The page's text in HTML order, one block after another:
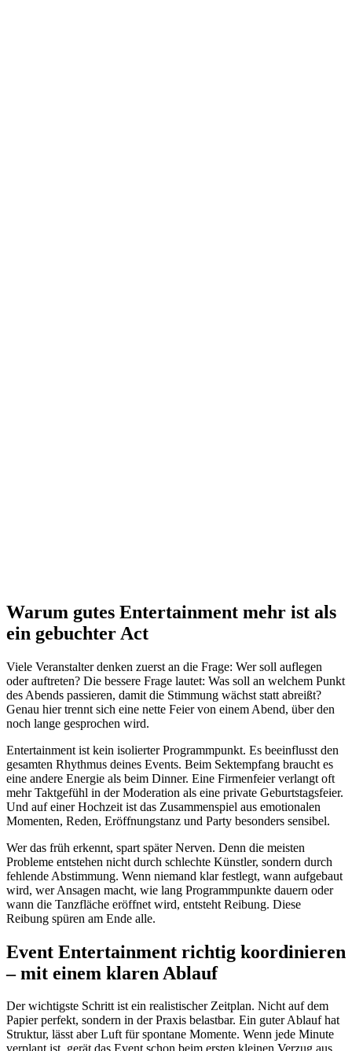
Warum gutes Entertainment mehr ist als
ein gebuchter Act
Viele Veranstalter denken zuerst an die Frage: Wer soll auflegen
oder auftreten? Die bessere Frage lautet: Was soll an welchem Punkt
des Abends passieren, damit die Stimmung wächst statt abreißt?
Genau hier trennt sich eine nette Feier von einem Abend, über den
noch lange gesprochen wird.
Entertainment ist kein isolierter Programmpunkt. Es beeinflusst den
gesamten Rhythmus deines Events. Beim Sektempfang braucht es
eine andere Energie als beim Dinner. Eine Firmenfeier verlangt oft
mehr Taktgefühl in der Moderation als eine private Geburtstagsfeier.
Und auf einer Hochzeit ist das Zusammenspiel aus emotionalen
Momenten, Reden, Eröffnungstanz und Party besonders sensibel.
Wer das früh erkennt, spart später Nerven. Denn die meisten
Probleme entstehen nicht durch schlechte Künstler, sondern durch
fehlende Abstimmung. Wenn niemand klar festlegt, wann aufgebaut
wird, wer Ansagen macht, wie lang Programmpunkte dauern oder
wann die Tanzfläche eröffnet wird, entsteht Reibung. Diese
Reibung spüren am Ende alle.
Event Entertainment richtig koordinieren
– mit einem klaren Ablauf
Der wichtigste Schritt ist ein realistischer Zeitplan. Nicht auf dem
Papier perfekt, sondern in der Praxis belastbar. Ein guter Ablauf hat
Struktur, lässt aber Luft für spontane Momente. Wenn jede Minute